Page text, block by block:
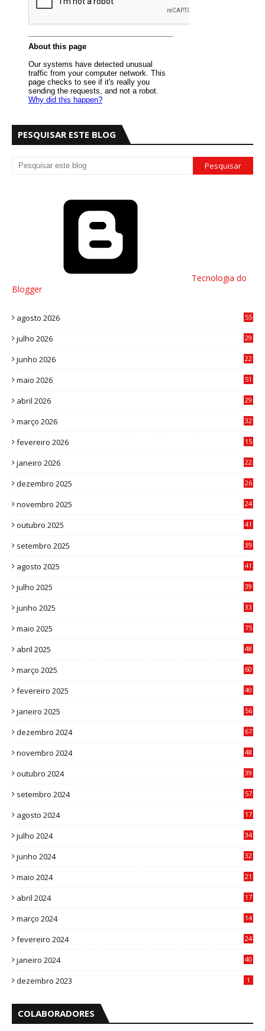
PESQUISAR ESTE BLOG
Tecnologia do
Blogger
agosto 2026 55
julho 2026
29
junho 2026
22
maio 2026
51
abril 2026
29
março 2026
32
fevereiro 2026
15
janeiro 2026
22
dezembro 2025
26
novembro 2025
24
outubro 2025
41
setembro 2025
39
agosto 2025
41
julho 2025
39
junho 2025
33
maio 2025 75
abril 2025
48
março 2025
60
fevereiro 2025
40
janeiro 2025
56
dezembro 2024
67
novembro 2024
48
outubro 2024
39
setembro 2024
57
agosto 2024
17
julho 2024
34
junho 2024
32
maio 2024
21
abril 2024
17
março 2024
14
fevereiro 2024
24
janeiro 2024
40
dezembro 2023 1
COLABORADORES